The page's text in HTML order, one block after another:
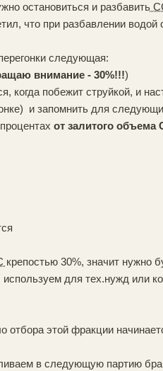
остановиться и разбавить
что при разбавлении
следующая:
внимание - 30%!!!)
когда побежит струйкой, и
и запомнить для
от залитого объема
крепостью 30%, значит нужно
для тех.нужд или
отбора этой фракции
в следующую партию